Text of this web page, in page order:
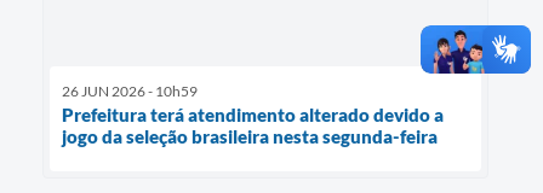
26 JUN 2026 - 10h59
Prefeitura terá atendimento alterado devido a
jogo da seleção brasileira nesta segunda-feira